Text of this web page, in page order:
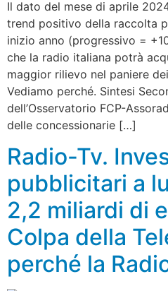
Il dato del mese di aprile
trend positivo della raccolta
inizio anno (progressivo =
che la radio italiana potrà
maggior rilievo nel paniere
Vediamo perché. Sintesi
dell’Osservatorio FCP-
delle concessionarie […]
Radio-Tv.
pubblicitari a
2,2 miliardi di
Colpa della
perché la